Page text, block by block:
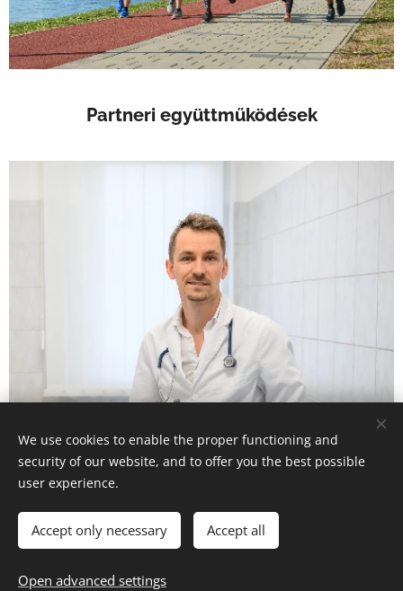
Partneri együttműködések
© 2025 Dr. Bana Richárd | Minden jog fenntartva.
Az oldalt Dr. Bana Richárd és csapata működteti.
Magyar
We use cookies to enable the proper functioning and
security of our website, and to offer you the best possible
user experience.
Accept only necessary Accept all
Open advanced settings